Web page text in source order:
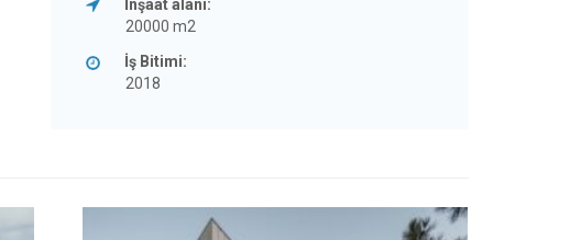
İnşaat alanı:
20000 m2
İş Bitimi:
2018